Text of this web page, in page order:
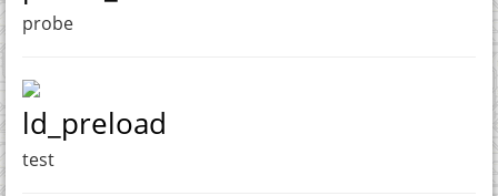
probe
ld_preload
test